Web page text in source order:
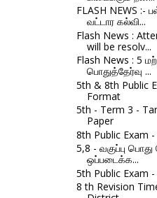
FLASH NEWS :-
வட்டார கல்வி...
Flash News :
will be resolv...
Flash News : 5
பொதுத்தேர்வு ...
5th & 8th Public
Format
5th - Term 3 -
Paper
8th Public Exam
5,8 - வகுப்பு
ஒப்படைக்க...
5th Public Exam
8 th Revision